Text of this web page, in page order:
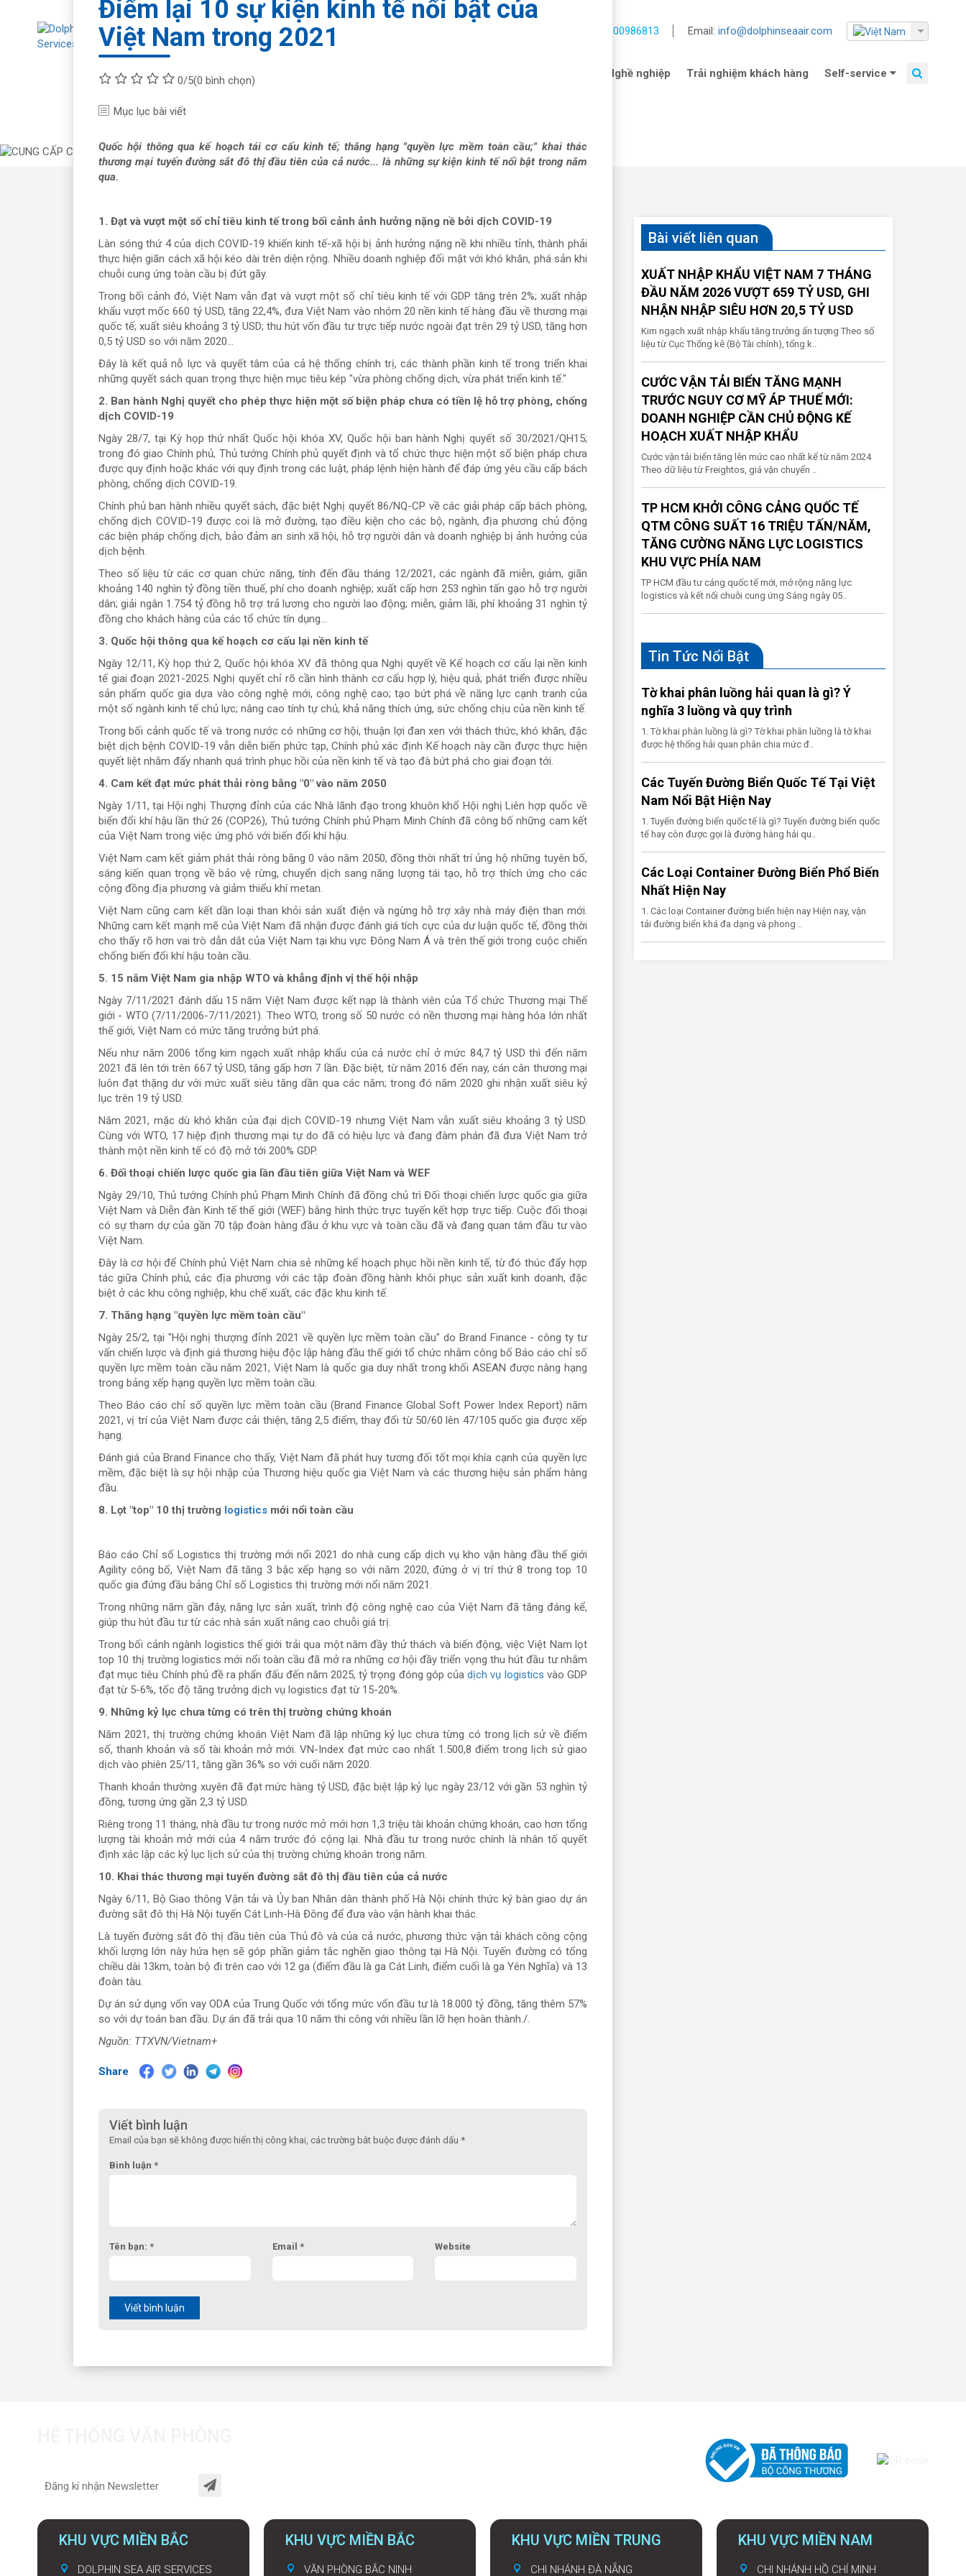
1900986813 Email: info@dolphinseaair.com
Về chúng tôi Nghề nghiệp Trải nghiệm khách hàng Self-service
Điểm lại 10 sự kiện kinh tế nổi bật của
Việt Nam trong 2021
0/5(0 bình chọn)
Mục lục bài viết
Quốc hội thông qua kế hoạch tái cơ cấu kinh tế; thăng hạng "quyền lực mềm toàn cầu;" khai thác
thương mại tuyến đường sắt đô thị đầu tiên của cả nước... là những sự kiện kinh tế nổi bật trong năm
qua.
1. Đạt và vượt một số chỉ tiêu kinh tế trong bối cảnh ảnh hưởng nặng nề bởi dịch COVID-19
Làn sóng thứ 4 của dịch COVID-19 khiến kinh tế-xã hội bị ảnh hưởng nặng nề khi nhiều tỉnh, thành phải
thực hiện giãn cách xã hội kéo dài trên diện rộng. Nhiều doanh nghiệp đối mặt với khó khăn, phá sản khi
chuỗi cung ứng toàn cầu bị đứt gãy.
Trong bối cảnh đó, Việt Nam vẫn đạt và vượt một số chỉ tiêu kinh tế với GDP tăng trên 2%; xuất nhập
khẩu vượt mốc 660 tỷ USD, tăng 22,4%, đưa Việt Nam vào nhóm 20 nền kinh tế hàng đầu về thương mại
quốc tế; xuất siêu khoảng 3 tỷ USD; thu hút vốn đầu tư trực tiếp nước ngoài đạt trên 29 tỷ USD, tăng hơn
0,5 tỷ USD so với năm 2020...
Đây là kết quả nỗ lực và quyết tâm của cả hệ thống chính trị, các thành phần kinh tế trong triển khai
những quyết sách quan trọng thực hiện mục tiêu kép "vừa phòng chống dịch, vừa phát triển kinh tế."
2. Ban hành Nghị quyết cho phép thực hiện một số biện pháp chưa có tiền lệ hỗ trợ phòng, chống
dịch COVID-19
Ngày 28/7, tại Kỳ họp thứ nhất Quốc hội khóa XV, Quốc hội ban hành Nghị quyết số 30/2021/QH15;
trong đó giao Chính phủ, Thủ tướng Chính phủ quyết định và tổ chức thực hiện một số biện pháp chưa
được quy định hoặc khác với quy định trong các luật, pháp lệnh hiện hành để đáp ứng yêu cầu cấp bách
phòng, chống dịch COVID-19.
Chính phủ ban hành nhiều quyết sách, đặc biệt Nghị quyết 86/NQ-CP về các giải pháp cấp bách phòng,
chống dịch COVID-19 được coi là mở đường, tạo điều kiện cho các bộ, ngành, địa phương chủ động
các biện pháp chống dịch, bảo đảm an sinh xã hội, hỗ trợ người dân và doanh nghiệp bị ảnh hưởng của
dịch bệnh.
Theo số liệu từ các cơ quan chức năng, tính đến đầu tháng 12/2021, các ngành đã miễn, giảm, giãn
khoảng 140 nghìn tỷ đồng tiền thuế, phí cho doanh nghiệp; xuất cấp hơn 253 nghìn tấn gạo hỗ trợ người
dân; giải ngân 1.754 tỷ đồng hỗ trợ trả lương cho người lao động; miễn, giảm lãi, phí khoảng 31 nghìn tỷ
đồng cho khách hàng của các tổ chức tín dụng...
3. Quốc hội thông qua kế hoạch cơ cấu lại nền kinh tế
Ngày 12/11, Kỳ họp thứ 2, Quốc hội khóa XV đã thông qua Nghị quyết về Kế hoạch cơ cấu lại nền kinh
tế giai đoạn 2021-2025. Nghị quyết chỉ rõ cần hình thành cơ cấu hợp lý, hiệu quả; phát triển được nhiều
sản phẩm quốc gia dựa vào công nghệ mới, công nghệ cao; tạo bứt phá về năng lực cạnh tranh của
một số ngành kinh tế chủ lực; nâng cao tính tự chủ, khả năng thích ứng, sức chống chịu của nền kinh tế.
Trong bối cảnh quốc tế và trong nước có những cơ hội, thuận lợi đan xen với thách thức, khó khăn, đặc
biệt dịch bệnh COVID-19 vẫn diễn biến phức tạp, Chính phủ xác định Kế hoạch này cần được thực hiện
quyết liệt nhằm đẩy nhanh quá trình phục hồi của nền kinh tế và tạo đà bứt phá cho giai đoạn tới.
4. Cam kết đạt mức phát thải ròng bằng "0" vào năm 2050
Ngày 1/11, tại Hội nghị Thượng đỉnh của các Nhà lãnh đạo trong khuôn khổ Hội nghị Liên hợp quốc về
biến đổi khí hậu lần thứ 26 (COP26), Thủ tướng Chính phủ Phạm Minh Chính đã công bố những cam kết
của Việt Nam trong việc ứng phó với biến đổi khí hậu.
Việt Nam cam kết giảm phát thải ròng bằng 0 vào năm 2050, đồng thời nhất trí ủng hộ những tuyên bố,
sáng kiến quan trọng về bảo vệ rừng, chuyển dịch sang năng lượng tái tạo, hỗ trợ thích ứng cho các
cộng đồng địa phương và giảm thiểu khí metan.
Việt Nam cũng cam kết dần loại than khỏi sản xuất điện và ngừng hỗ trợ xây nhà máy điện than mới.
Những cam kết mạnh mẽ của Việt Nam đã nhận được đánh giá tích cực của dư luận quốc tế, đồng thời
cho thấy rõ hơn vai trò dẫn dắt của Việt Nam tại khu vực Đông Nam Á và trên thế giới trong cuộc chiến
chống biến đổi khí hậu toàn cầu.
5. 15 năm Việt Nam gia nhập WTO và khẳng định vị thế hội nhập
Ngày 7/11/2021 đánh dấu 15 năm Việt Nam được kết nạp là thành viên của Tổ chức Thương mại Thế
giới - WTO (7/11/2006-7/11/2021). Theo WTO, trong số 50 nước có nền thương mại hàng hóa lớn nhất
thế giới, Việt Nam có mức tăng trưởng bứt phá.
Nếu như năm 2006 tổng kim ngạch xuất nhập khẩu của cả nước chỉ ở mức 84,7 tỷ USD thì đến năm
2021 đã lên tới trên 667 tỷ USD, tăng gấp hơn 7 lần. Đặc biệt, từ năm 2016 đến nay, cán cân thương mại
luôn đạt thặng dư với mức xuất siêu tăng dần qua các năm; trong đó năm 2020 ghi nhận xuất siêu kỷ
lục trên 19 tỷ USD.
Năm 2021, mặc dù khó khăn của đại dịch COVID-19 nhưng Việt Nam vẫn xuất siêu khoảng 3 tỷ USD.
Cùng với WTO, 17 hiệp định thương mại tự do đã có hiệu lực và đang đàm phán đã đưa Việt Nam trở
thành một nền kinh tế có độ mở tới 200% GDP.
6. Đối thoại chiến lược quốc gia lần đầu tiên giữa Việt Nam và WEF
Ngày 29/10, Thủ tướng Chính phủ Phạm Minh Chính đã đồng chủ trì Đối thoại chiến lược quốc gia giữa
Việt Nam và Diễn đàn Kinh tế thế giới (WEF) bằng hình thức trực tuyến kết hợp trực tiếp. Cuộc đối thoại
có sự tham dự của gần 70 tập đoàn hàng đầu ở khu vực và toàn cầu đã và đang quan tâm đầu tư vào
Việt Nam.
Đây là cơ hội để Chính phủ Việt Nam chia sẻ những kế hoạch phục hồi nền kinh tế, từ đó thúc đẩy hợp
tác giữa Chính phủ, các địa phương với các tập đoàn đồng hành khôi phục sản xuất kinh doanh, đặc
biệt ở các khu công nghiệp, khu chế xuất, các đặc khu kinh tế.
7. Thăng hạng "quyền lực mềm toàn cầu"
Ngày 25/2, tại "Hội nghị thượng đỉnh 2021 về quyền lực mềm toàn cầu" do Brand Finance - công ty tư
vấn chiến lược và định giá thương hiệu độc lập hàng đầu thế giới tổ chức nhằm công bố Báo cáo chỉ số
quyền lực mềm toàn cầu năm 2021, Việt Nam là quốc gia duy nhất trong khối ASEAN được nâng hạng
trong bảng xếp hạng quyền lực mềm toàn cầu.
Theo Báo cáo chỉ số quyền lực mềm toàn cầu (Brand Finance Global Soft Power Index Report) năm
2021, vị trí của Việt Nam được cải thiện, tăng 2,5 điểm, thay đổi từ 50/60 lên 47/105 quốc gia được xếp
hạng.
Đánh giá của Brand Finance cho thấy, Việt Nam đã phát huy tương đối tốt mọi khía cạnh của quyền lực
mềm, đặc biệt là sự hội nhập của Thương hiệu quốc gia Việt Nam và các thương hiệu sản phẩm hàng
đầu.
8. Lọt "top" 10 thị trường logistics mới nổi toàn cầu
Báo cáo Chỉ số Logistics thị trường mới nổi 2021 do nhà cung cấp dịch vụ kho vận hàng đầu thế giới
Agility công bố, Việt Nam đã tăng 3 bậc xếp hạng so với năm 2020, đứng ở vị trí thứ 8 trong top 10
quốc gia đứng đầu bảng Chỉ số Logistics thị trường mới nổi năm 2021.
Trong những năm gần đây, năng lực sản xuất, trình độ công nghệ cao của Việt Nam đã tăng đáng kể,
giúp thu hút đầu tư từ các nhà sản xuất nâng cao chuỗi giá trị.
Trong bối cảnh ngành logistics thế giới trải qua một năm đầy thử thách và biến động, việc Việt Nam lọt
top 10 thị trường logistics mới nổi toàn cầu đã mở ra những cơ hội đầy triển vọng thu hút đầu tư nhằm
đạt mục tiêu Chính phủ đề ra phấn đấu đến năm 2025, tỷ trọng đóng góp củadịch vụ logistics vào GDP
đạt từ 5-6%, tốc độ tăng trưởng dịch vụ logistics đạt từ 15-20%.
9. Những kỷ lục chưa từng có trên thị trường chứng khoán
Năm 2021, thị trường chứng khoán Việt Nam đã lập những kỷ lục chưa từng có trong lịch sử về điểm
số, thanh khoản và số tài khoản mở mới. VN-Index đạt mức cao nhất 1.500,8 điểm trong lịch sử giao
dịch vào phiên 25/11, tăng gần 36% so với cuối năm 2020.
Thanh khoản thường xuyên đã đạt mức hàng tỷ USD, đặc biệt lập kỷ lục ngày 23/12 với gần 53 nghìn tỷ
đồng, tương ứng gần 2,3 tỷ USD.
Riêng trong 11 tháng, nhà đầu tư trong nước mở mới hơn 1,3 triệu tài khoản chứng khoán, cao hơn tổng
lượng tài khoản mở mới của 4 năm trước đó cộng lại. Nhà đầu tư trong nước chính là nhân tố quyết
định xác lập các kỷ lục lịch sử của thị trường chứng khoán trong năm.
10. Khai thác thương mại tuyến đường sắt đô thị đầu tiên của cả nước
Ngày 6/11, Bộ Giao thông Vận tải và Ủy ban Nhân dân thành phố Hà Nội chính thức ký bàn giao dự án
đường sắt đô thị Hà Nội tuyến Cát Linh-Hà Đông để đưa vào vận hành khai thác.
Là tuyến đường sắt đô thị đầu tiên của Thủ đô và của cả nước, phương thức vận tải khách công cộng
khối lượng lớn này hứa hẹn sẽ góp phần giảm tắc nghẽn giao thông tại Hà Nội. Tuyến đường có tổng
chiều dài 13km, toàn bộ đi trên cao với 12 ga (điểm đầu là ga Cát Linh, điểm cuối là ga Yên Nghĩa) và 13
đoàn tàu.
Dự án sử dụng vốn vay ODA của Trung Quốc với tổng mức vốn đầu tư là 18.000 tỷ đồng, tăng thêm 57%
so với dự toán ban đầu. Dự án đã trải qua 10 năm thi công với nhiều lần lỡ hẹn hoàn thành./.
Nguồn: TTXVN/Vietnam+
Share
Viết bình luận
Email của bạn sẽ không được hiển thị công khai, các trường bắt buộc được đánh dấu *
Bình luận *
Tên bạn: * Email * Website
Viết bình luận
Bài viết liên quan
XUẤT NHẬP KHẨU VIỆT NAM 7 THÁNG
ĐẦU NĂM 2026 VƯỢT 659 TỶ USD, GHI
NHẬN NHẬP SIÊU HƠN 20,5 TỶ USD
Kim ngạch xuất nhập khẩu tăng trưởng ấn tượng Theo số
liệu từ Cục Thống kê (Bộ Tài chính), tổng k..
CƯỚC VẬN TẢI BIỂN TĂNG MẠNH
TRƯỚC NGUY CƠ MỸ ÁP THUẾ MỚI:
DOANH NGHIỆP CẦN CHỦ ĐỘNG KẾ
HOẠCH XUẤT NHẬP KHẨU
Cước vận tải biển tăng lên mức cao nhất kể từ năm 2024
Theo dữ liệu từ Freightos, giá vận chuyển ..
TP HCM KHỞI CÔNG CẢNG QUỐC TẾ
QTM CÔNG SUẤT 16 TRIỆU TẤN/NĂM,
TĂNG CƯỜNG NĂNG LỰC LOGISTICS
KHU VỰC PHÍA NAM
TP HCM đầu tư cảng quốc tế mới, mở rộng năng lực
logistics và kết nối chuỗi cung ứng Sáng ngày 05..
Tin Tức Nổi Bật
Tờ khai phân luồng hải quan là gì? Ý
nghĩa 3 luồng và quy trình
1. Tờ khai phân luồng là gì? Tờ khai phân luồng là tờ khai
được hệ thống hải quan phân chia mức đ..
Các Tuyến Đường Biển Quốc Tế Tại Việt
Nam Nổi Bật Hiện Nay
1. Tuyến đường biển quốc tế là gì? Tuyến đường biển quốc
tế hay còn được gọi là đường hàng hải qu..
Các Loại Container Đường Biển Phổ Biến
Nhất Hiện Nay
1. Các loại Container đường biển hiện nay Hiện nay, vận
tải đường biển khá đa dạng và phong ..
KHU VỰC MIỀN BẮC
DOLPHIN SEA AIR SERVICES
KHU VỰC MIỀN BẮC
VĂN PHÒNG BẮC NINH
KHU VỰC MIỀN TRUNG
CHI NHÁNH ĐÀ NẴNG
KHU VỰC MIỀN NAM
CHI NHÁNH HỒ CHÍ MINH